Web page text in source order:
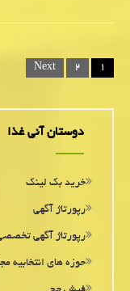
Posts
navigation
۲ Next
دوستان آنی غذا
خرید بک لینک
رپورتاژ آگهی
رپورتاژ آگهی تخصصی
حوزه های انتخابیه